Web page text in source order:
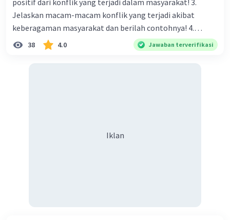
positif dari konflik yang terjadi dalam masyarakat! 3.
Jelaskan macam-macam konflik yang terjadi akibat
keberagaman masyarakat dan berilah contohnya! 4.
Mengapa dalam masyarakat yang memiliki keberagaman
38 4.0 Jawaban terverifikasi
Iklan